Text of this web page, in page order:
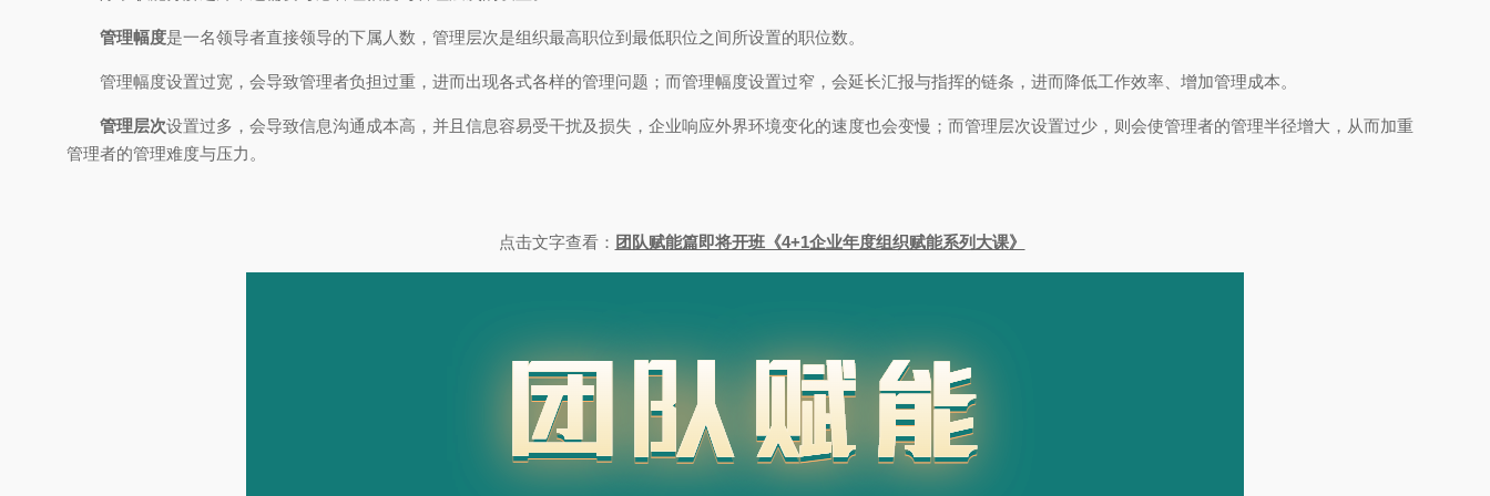
管理幅度是一名领导者直接领导的下属人数，管理层次是组织最高职位到最低职位之间所设置的职位数。
管理幅度设置过宽，会导致管理者负担过重，进而出现各式各样的管理问题；而管理幅度设置过窄，会延长汇报与指挥的链条，进而降低工作效率、增加管理成本。
管理层次设置过多，会导致信息沟通成本高，并且信息容易受干扰及损失，企业响应外界环境变化的速度也会变慢；而管理层次设置过少，则会使管理者的管理半径增大，从而加重
管理者的管理难度与压力。
点击文字查看： 团队赋能篇即将开班《4+1企业年度组织赋能系列大课》